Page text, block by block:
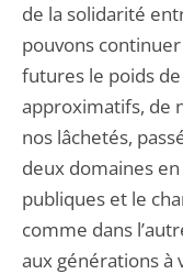
de la solidarité
pouvons
futures le poids
approximatifs, de
nos lâchetés,
deux domaines
publiques et le
comme dans
aux générations à